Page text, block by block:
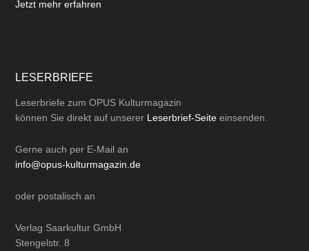
Jetzt mehr erfahren
LESERBRIEFE
Leserbriefe zum OPUS Kulturmagazin
können Sie direkt auf unserer Leserbrief-Seite einsenden.
Gerne auch per E-Mail an
info@opus-kulturmagazin.de
oder postalisch an
Verlag Saarkultur GmbH
Stengelstr. 8